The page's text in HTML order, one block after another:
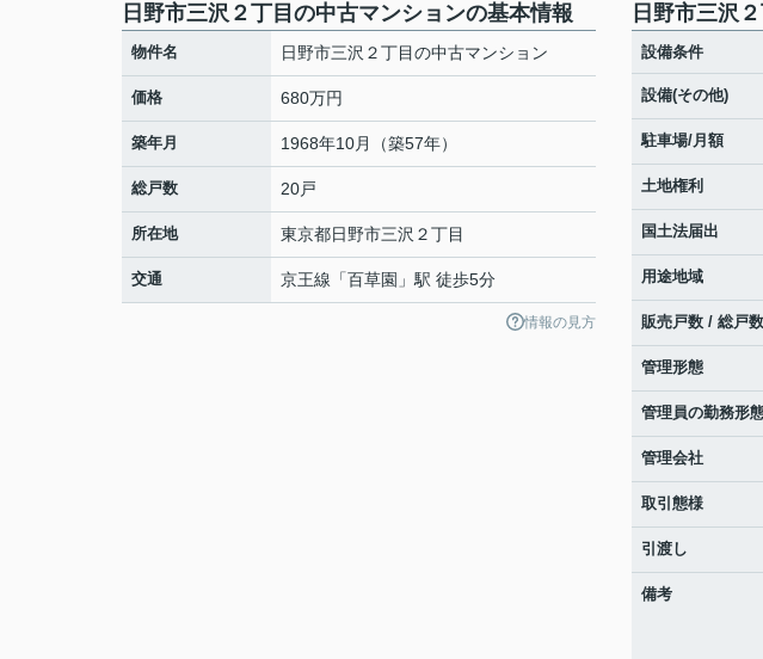
日野市三沢２丁目の中古マンションの基本情報
物件名 日野市三沢２丁目の中古マンション
価格 680万円
築年月 1968年10月（築57年）
総戸数 20戸
所在地 東京都日野市三沢 ２丁目
交通 京王線 「百草園 」駅 徒歩5分
情報の見方
日野市三沢
設備条件
設備(その他)
駐車場/月額
土地権利
国土法届出
用途地域
販売戸数 / 総戸数
管理形態
管理員の勤務形
管理会社
取引態様
引渡し
備考